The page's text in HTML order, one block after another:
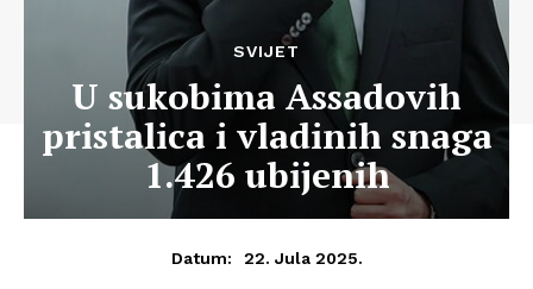
SVIJET
U sukobima Assadovih
pristalica i vladinih snaga
1.426 ubijenih
Datum: 22. Jula 2025.